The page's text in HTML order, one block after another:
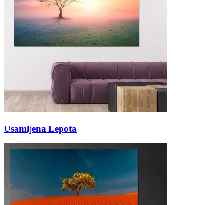
Usamljena Lepota